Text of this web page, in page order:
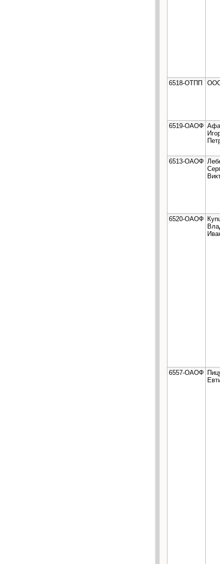
6518-ОТПП
6519-ОАОФ
6513-ОАОФ
6520-ОАОФ
6557-ОАОФ